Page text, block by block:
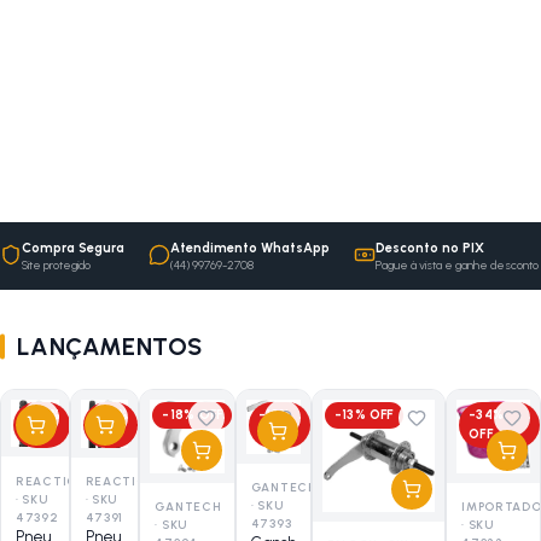
Compra Segura
Site protegido
Atendimento WhatsApp
(44) 99769-2708
Desconto no PIX
Pague à vista e ganhe desconto
LANÇAMENTOS
-40%
OFF
REACTION
· SKU
47392
Pneu
-25%
OFF
REACTION
· SKU
47391
Pneu
- 18% OFF
GANTECH
· SKU
-18%
OFF
GANTECH
· SKU
47393
-13% OFF -34%
OFF
IMPORTADO
· SKU